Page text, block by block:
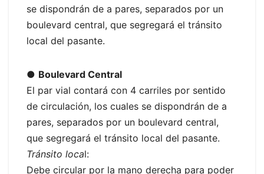
se dispondrán de a pares, separados por un
boulevard central, que segregará el tránsito
local del pasante.
● Boulevard Central
El par vial contará con 4 carriles por sentido
de circulación, los cuales se dispondrán de a
pares, separados por un boulevard central,
que segregará el tránsito local del pasante.
Tránsito local:
Debe circular por la mano derecha para poder